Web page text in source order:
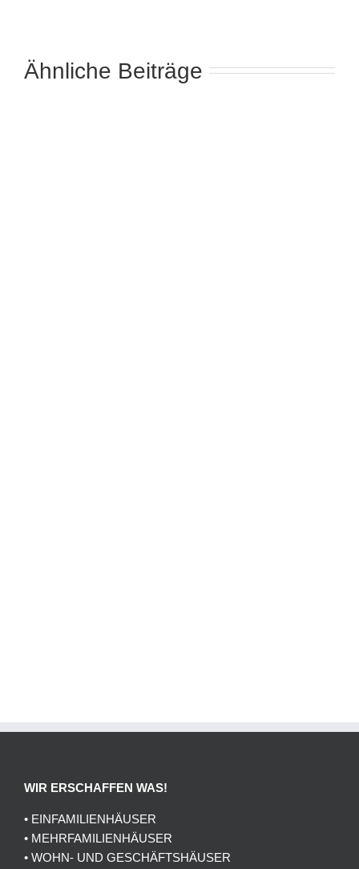
Ähnliche Beiträge
WIR ERSCHAFFEN WAS!
• EINFAMILIENHÄUSER
• MEHRFAMILIENHÄUSER
• WOHN- UND GESCHÄFTSHÄUSER